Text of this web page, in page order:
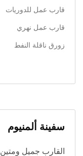
قارب عمل للدوريات
قارب عمل نهري
زورق ناقلة النفط
سفينة ألمنيوم
القارب جميل ومتين